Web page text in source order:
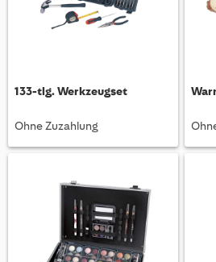
133-tlg. Werkzeugset
Ohne Zuzahlung